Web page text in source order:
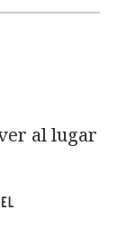
al lugar